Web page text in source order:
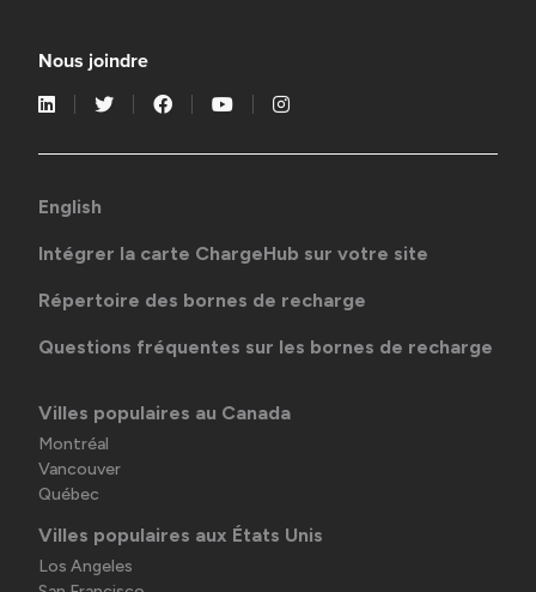
Nous joindre
English
Intégrer la carte ChargeHub sur votre site
Répertoire des bornes de recharge
Questions fréquentes sur les bornes de recharge
Villes populaires au Canada
Montréal
Vancouver
Québec
Villes populaires aux États Unis
Los Angeles